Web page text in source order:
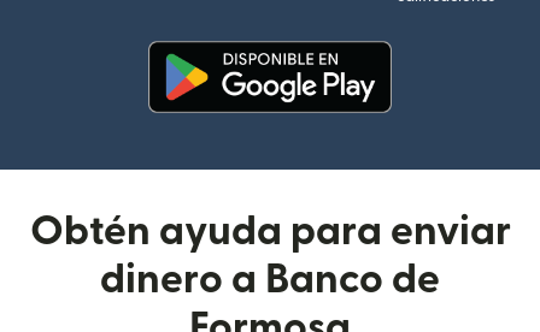
Obtén ayuda para enviar
dinero a Banco de